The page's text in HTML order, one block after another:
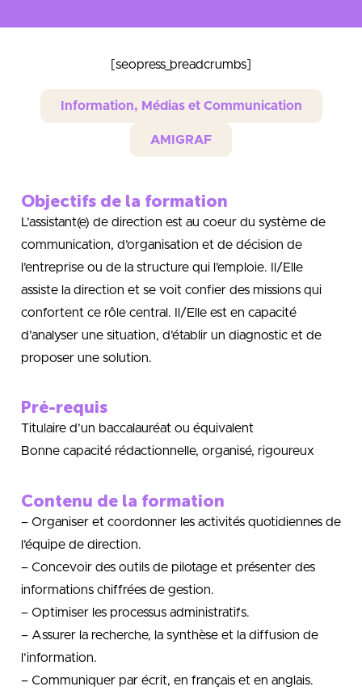
[seopress_breadcrumbs]
Information, Médias et Communication
AMIGRAF
Objectifs de la formation
L’assistant(e) de direction est au coeur du système de
communication, d’organisation et de décision de
l’entreprise ou de la structure qui l’emploie. Il/Elle
assiste la direction et se voit confier des missions qui
confortent ce rôle central. Il/Elle est en capacité
d’analyser une situation, d’établir un diagnostic et de
proposer une solution.
Pré-requis
Titulaire d’un baccalauréat ou équivalent
Bonne capacité rédactionnelle, organisé, rigoureux
Contenu de la formation
– Organiser et coordonner les activités quotidiennes de
l’équipe de direction.
– Concevoir des outils de pilotage et présenter des
informations chiffrées de gestion.
– Optimiser les processus administratifs.
– Assurer la recherche, la synthèse et la diffusion de
l’information.
– Communiquer par écrit, en français et en anglais.